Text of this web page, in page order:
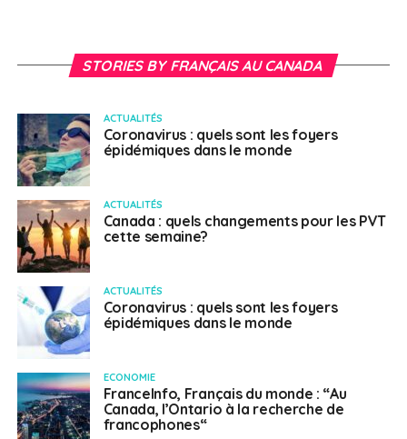
STORIES BY FRANÇAIS AU CANADA
ACTUALITÉS
Coronavirus : quels sont les foyers
épidémiques dans le monde
ACTUALITÉS
Canada : quels changements pour les PVT
cette semaine?
ACTUALITÉS
Coronavirus : quels sont les foyers
épidémiques dans le monde
ECONOMIE
FranceInfo, Français du monde : “Au
Canada, l’Ontario à la recherche de
francophones“